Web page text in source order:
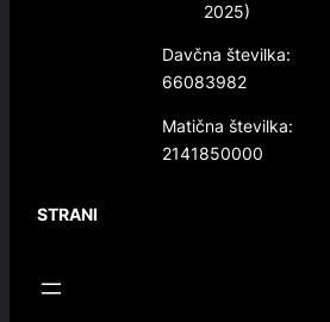
2025)
Davčna številka:
66083982
Matična številka:
2141850000
STRANI